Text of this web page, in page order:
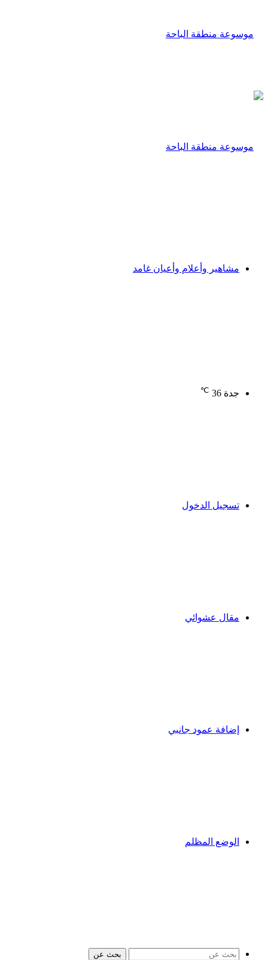
مشاهير وأعلام وأعيان غامد
جدة 36
℃
تسجيل الدخول
مقال عشوائي
إضافة عمود جانبي
الوضع المظلم
بحث عن